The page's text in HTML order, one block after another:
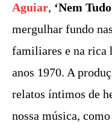
Aguiar, ‘Nem
mergulhar fundo
familiares e na rica
anos 1970. A
relatos íntimos de
nossa música, como